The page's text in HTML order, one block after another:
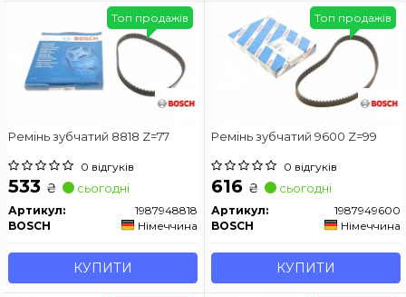
Ремінь зубчатий 8818 Z=77
0 відгуків
533 ₴ сьогодні
Артикул:
1987948818
BOSCH
Німеччина
КУПИТИ
Топ продажів
Ремінь зубчатий 9600 Z=99
0 відгуків
616 ₴ сьогодні
Артикул:
1987949600
BOSCH
Німеччина
КУПИТИ
Топ продажів